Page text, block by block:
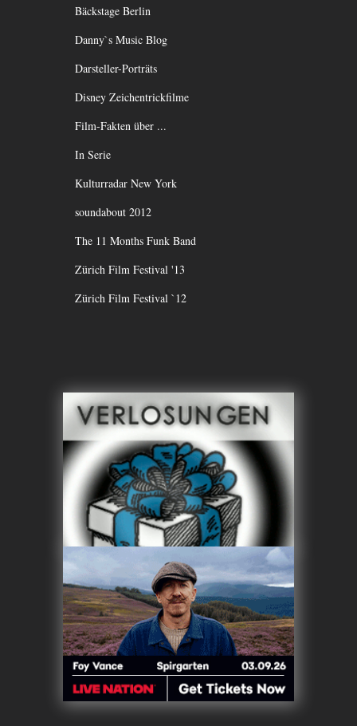
Bäckstage Berlin
Danny`s Music Blog
Darsteller-Porträts
Disney Zeichentrickfilme
Film-Fakten über ...
In Serie
Kulturradar New York
soundabout 2012
The 11 Months Funk Band
Zürich Film Festival '13
Zürich Film Festival `12